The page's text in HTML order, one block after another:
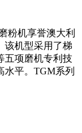
粉机享誉澳大利
该机型采用了梯
五项磨机专利技
水平。TGM系列